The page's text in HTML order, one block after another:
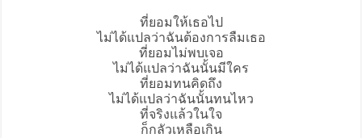
ที่ยอมให้เธอไป
ไม่ได้แปลว่าฉันต้องการลืมเธอ
ที่ยอมไม่พบเจอ
ไม่ได้แปลว่าฉันนั้นมีใคร
ที่ยอมทนคิดถึง
ไม่ได้แปลว่าฉันนั้นทนไหว
ที่จริงแล้วในใจ
ก็กลัวเหลือเกิน